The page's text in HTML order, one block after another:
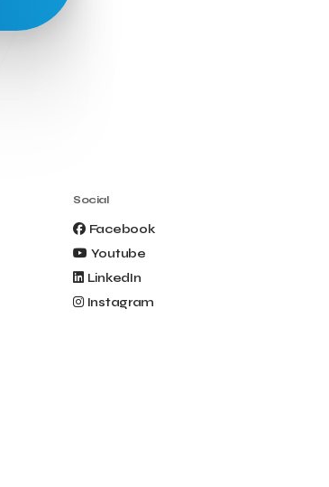
Spa & Resort Hotel.
Canaves Oia Suites
Creta Palm
Deliverback
Social
Facebook
Youtube
LinkedIn
Instagram